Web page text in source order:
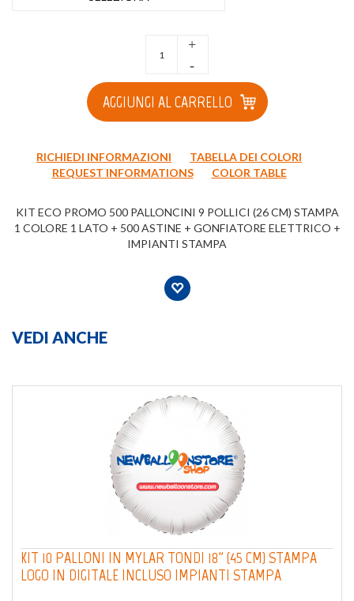
+
-
AGGIUNGI AL CARRELLO
RICHIEDI INFORMAZIONI
TABELLA DEI COLORI
REQUEST INFORMATIONS
COLOR TABLE
KIT ECO PROMO 500 PALLONCINI 9 POLLICI (26 CM) STAMPA
1 COLORE 1 LATO + 500 ASTINE + GONFIATORE ELETTRICO +
IMPIANTI STAMPA
VEDI ANCHE
KIT 10 PALLONI IN MYLAR TONDI 18" (45 CM) STAMPA
LOGO IN DIGITALE INCLUSO IMPIANTI STAMPA